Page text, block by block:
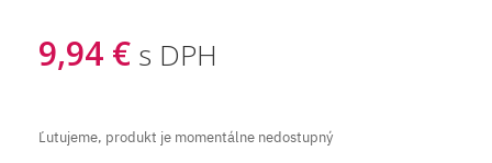
9,94 € s DPH
Ľutujeme, produkt je momentálne nedostupný